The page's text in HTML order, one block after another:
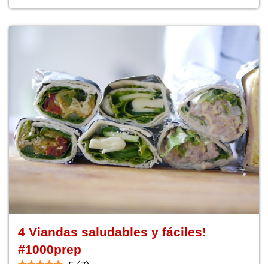
4 Viandas saludables y fáciles!
#1000prep